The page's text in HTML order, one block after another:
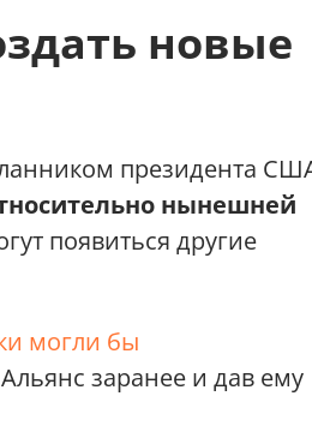
новые
президента
нынешней
появиться другие
могли бы
заранее и дав ему